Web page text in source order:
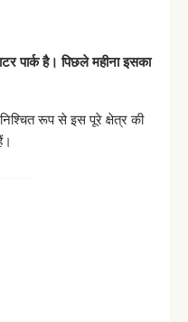
पार्कहै।पिछले महीना इसका
रूप से इस पूरे क्षेत्र की